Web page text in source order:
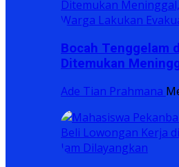
Bocah Tenggelam
Ditemukan
Ade Tian Prahmana